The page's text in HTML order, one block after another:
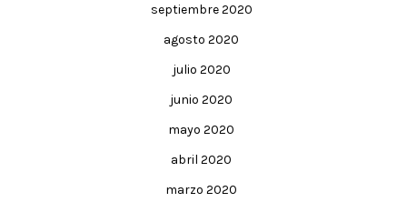
septiembre 2020
agosto 2020
julio 2020
junio 2020
mayo 2020
abril 2020
marzo 2020